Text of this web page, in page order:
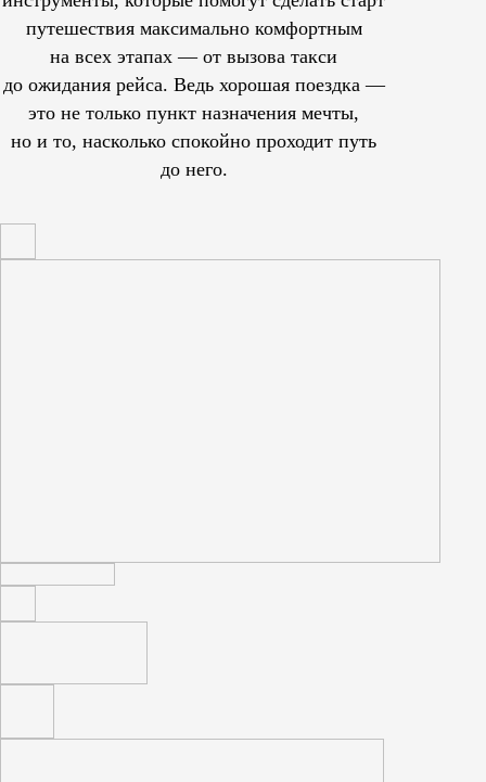
путешествия максимально комфортным
на всех этапах — от вызова такси
до ожидания рейса. Ведь хорошая поездка —
это не только пункт назначения мечты,
но и то, насколько спокойно проходит путь
до него.